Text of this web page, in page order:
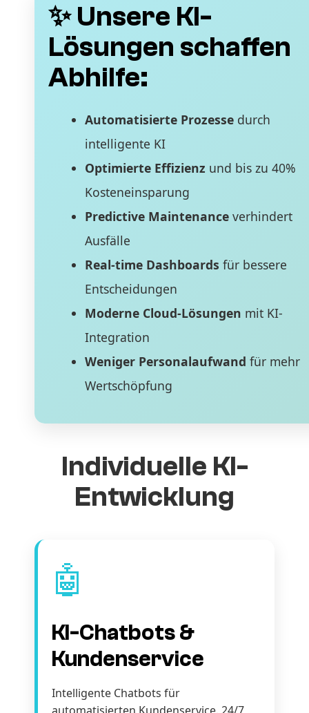
✨ Unsere KI-
Lösungen schaffen
Abhilfe:
Automatisierte Prozessedurch
intelligente KI
Optimierte Effizienz und bis zu 40%
Kosteneinsparung
Predictive Maintenanceverhindert
Ausfälle
Real-time Dashboards für bessere
Entscheidungen
Moderne Cloud-Lösungen mit KI-
Integration
Weniger Personalaufwand für mehr
Wertschöpfung
Individuelle KI-
Entwicklung
🤖
KI-Chatbots &
Kundenservice
Intelligente Chatbots für